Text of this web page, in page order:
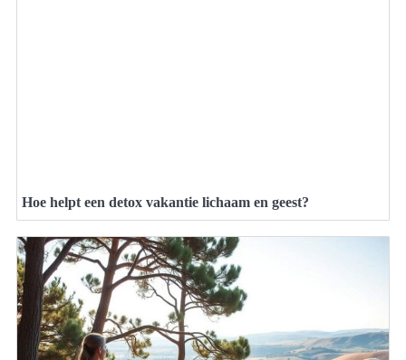
Hoe helpt een detox vakantie lichaam en geest?